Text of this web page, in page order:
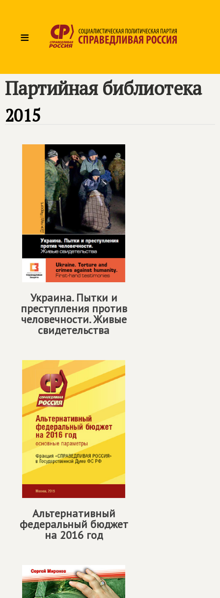
≡
Партийная библиотека
2015
Украина. Пытки и
преступления против
человечности. Живые
свидетельства
Альтернативный
федеральный бюджет
на 2016 год